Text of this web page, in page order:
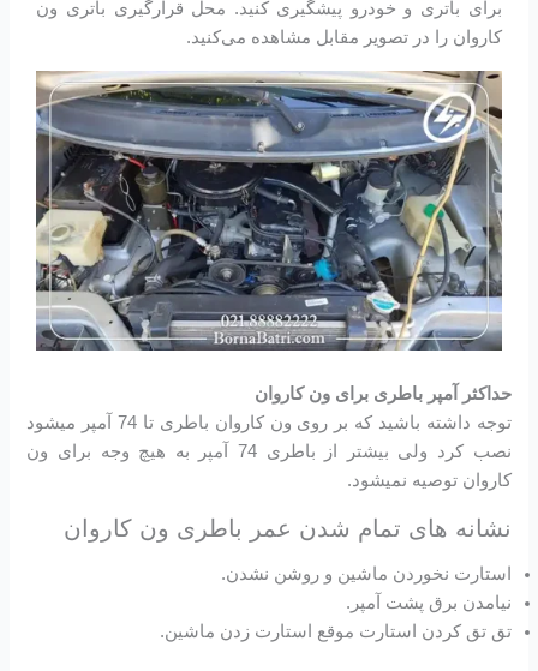
برای باتری و خودرو پیشگیری کنید. محل قرارگیری باتری ون
کاروان را در تصویر مقابل مشاهده می‌کنید.
حداکثر آمپر باطری برای ون کاروان
توجه داشته باشید که بر روی ون کاروان باطری تا 74 آمپر میشود
نصب کرد ولی بیشتر از باطری 74 آمپر به هیچ وجه برای ون
کاروان توصیه نمیشود.
نشانه های تمام شدن عمر باطری ون کاروان
استارت نخوردن ماشین و روشن نشدن.
نیامدن برق پشت آمپر.
تق تق کردن استارت موقع استارت زدن ماشین.